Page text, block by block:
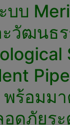
บบ
วัฒนธ
พร้อมม
ดภัยร